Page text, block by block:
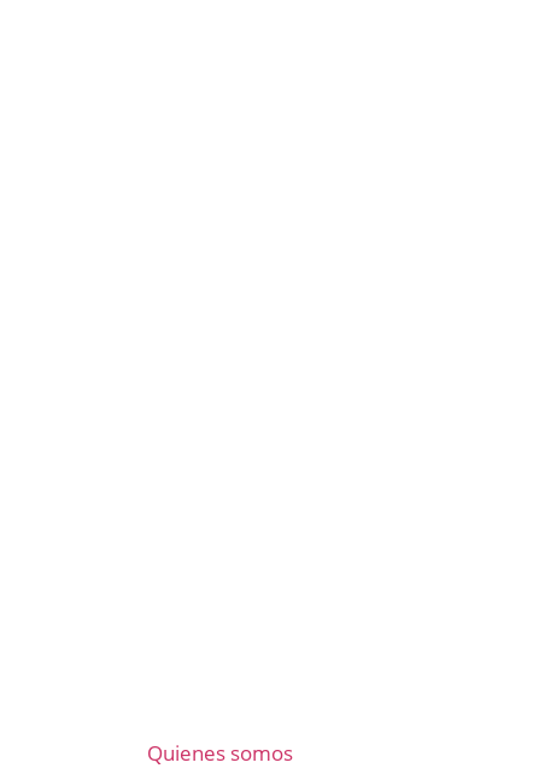
Quienes somos